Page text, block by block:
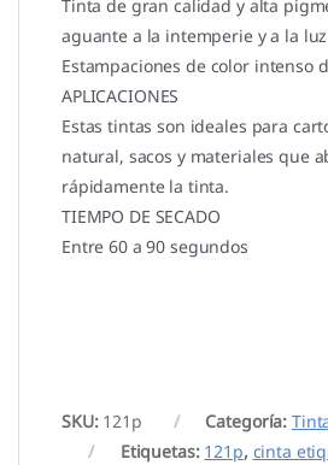
Tinta de gran calidad y alta
aguante a la intemperie y a la luz
Estampaciones de color intenso
APLICACIONES
Estas tintas son ideales para
natural, sacos y materiales que
rápidamente la tinta.
TIEMPO DE SECADO
Entre 60 a 90 segundos
SKU: 121p Categoría:
Etiquetas: 121p, cinta